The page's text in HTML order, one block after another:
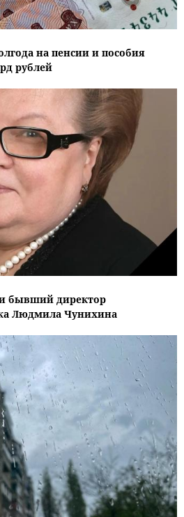
на пенсии и пособия
рублей
бывший директор
Людмила Чунихина